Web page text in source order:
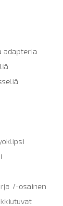
adapteria
7-osainen